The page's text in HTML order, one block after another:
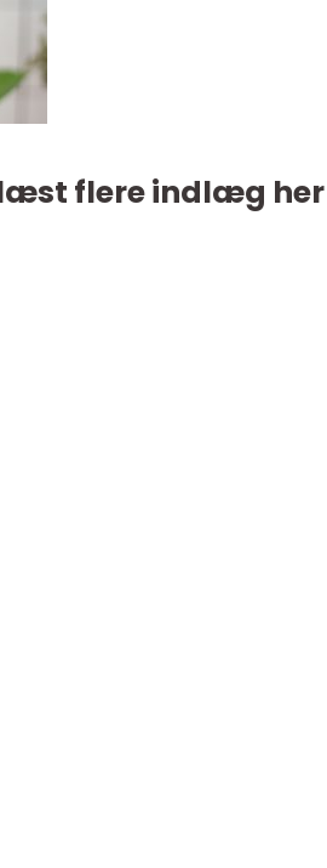
flere indlæg her